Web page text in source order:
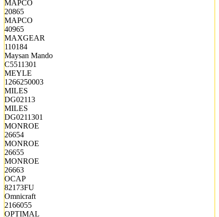
MAPCO
20865
MAPCO
40965
MAXGEAR
110184
Maysan Mando
C5511301
MEYLE
1266250003
MILES
DG02113
MILES
DG0211301
MONROE
26654
MONROE
26655
MONROE
26663
OCAP
82173FU
Omnicraft
2166055
OPTIMAL